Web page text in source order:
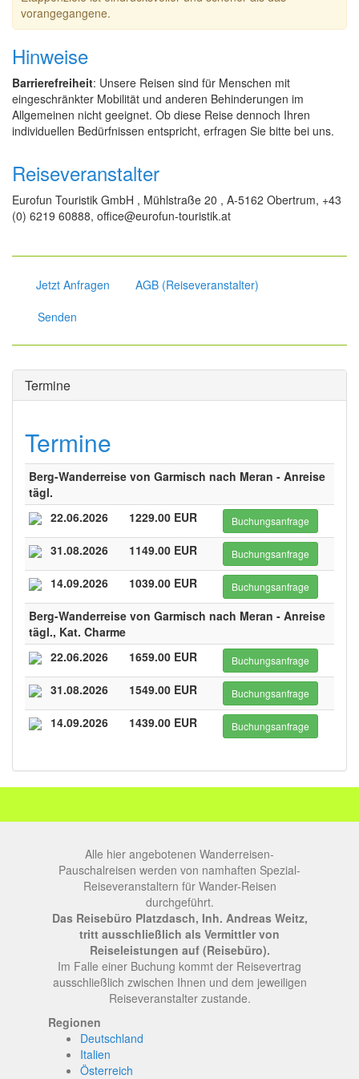
vorangegangene.
Hinweise
Barrierefreiheit: Unsere Reisen sind für Menschen mit
eingeschränkter Mobilität und anderen Behinderungen im
Allgemeinen nicht geeignet. Ob diese Reise dennoch Ihren
individuellen Bedürfnissen entspricht, erfragen Sie bitte bei uns.
Reiseveranstalter
Eurofun Touristik GmbH , Mühlstraße 20 , A-5162 Obertrum, +43
(0) 6219 60888, office@eurofun-touristik.at
Jetzt Anfragen
AGB (Reiseveranstalter)
Senden
Termine
Termine
Berg-Wanderreise von Garmisch nach Meran - Anreise
tägl.
22.06.2026
1229.00 EUR Buchungsanfrage
31.08.2026 1149.00 EUR Buchungsanfrage
14.09.2026 1039.00 EUR Buchungsanfrage
Berg-Wanderreise von Garmisch nach Meran - Anreise
tägl., Kat. Charme
22.06.2026
1659.00 EUR Buchungsanfrage
31.08.2026 1549.00 EUR Buchungsanfrage
14.09.2026 1439.00 EUR Buchungsanfrage
Alle hier angebotenen Wanderreisen-
Pauschalreisen werden von namhaften Spezial-
Reiseveranstaltern für Wander-Reisen
durchgeführt.
Das Reisebüro Platzdasch, Inh. Andreas Weitz,
tritt ausschließlich als Vermittler von
Reiseleistungen auf (Reisebüro).
Im Falle einer Buchung kommt der Reisevertrag
ausschließlich zwischen Ihnen und dem jeweiligen
Reiseveranstalter zustande.
Regionen
Deutschland
Italien
Österreich